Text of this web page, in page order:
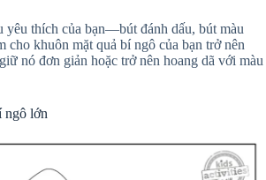
yêu thích của bạn—bút đánh dấu, bút màu
cho khuôn mặt quả bí ngô của bạn trở nên
nó đơn giản hoặc trở nên hoang dã với màu
ngô lớn